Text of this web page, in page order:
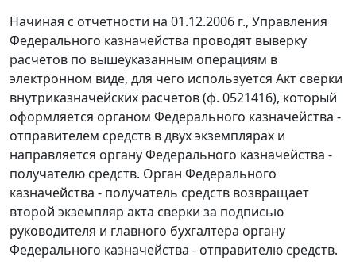
Начиная с отчетности на 01.12.2006 г., Управления
Федерального казначейства проводят выверку
расчетов по вышеуказанным операциям в
электронном виде, для чего используется Акт сверки
внутриказначейских расчетов (ф. 0521416), который
оформляется органом Федерального казначейства -
отправителем средств в двух экземплярах и
направляется органу Федерального казначейства -
получателю средств. Орган Федерального
казначейства - получатель средств возвращает
второй экземпляр акта сверки за подписью
руководителя и главного бухгалтера органу
Федерального казначейства - отправителю средств.